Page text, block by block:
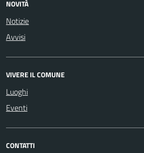
NOVITÀ
Notizie
Avvisi
VIVERE IL COMUNE
Luoghi
Eventi
CONTATTI